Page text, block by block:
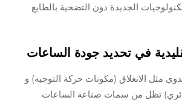
الجديدة دون التضحية بالطابع
في تحديد جودة الساعات
مثل الانغلاق (مكونات حركة التوجيه) و
تظل من سمات صناعة الساعات